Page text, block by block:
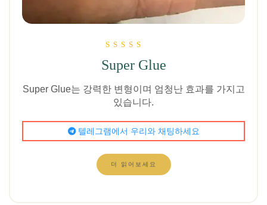
5.00
로 평가됨
Super Glue
Super Glue는 강력한 변형이며 엄청난 효과를 가지고
있습니다.
텔레그램에서 우리와 채팅하세요
더 읽어보세요